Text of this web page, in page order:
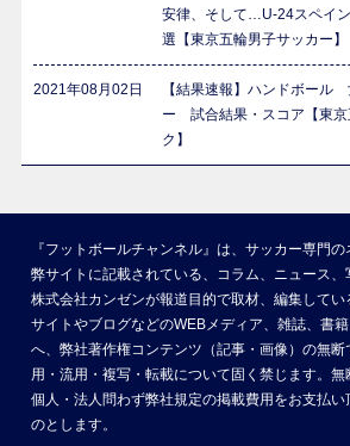
安律、そして…U-24スペイ
選【東京五輪男子サッカー】
2021年08月02日
【結果速報】ハンドボー
ー 試合結果・スコア【東京
ク】
『フットボールチャンネル』は、サッカー専門の
弊サイトに記載されている、コラム、ニュース、
株式会社カンゼンが報道目的で取材、編集して
サイトやブログなどのWEBメディア、雑誌、書
へ、弊社著作権コンテンツ（記事・画像）の無断
用・流用・複写・転載について固く禁じます。無
個人・法人問わず弊社規定の掲載費用をお支払い
のとします。